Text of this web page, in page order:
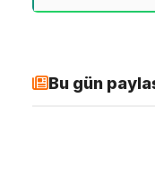
Bu gün